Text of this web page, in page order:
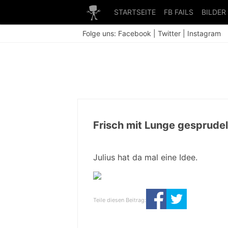
STARTSEITE FB FAILS BILDER
Folge uns: Facebook Twitter Instagram
Frisch mit Lunge
Julius hat da mal eine Idee.
Teile diesen Beitrag: